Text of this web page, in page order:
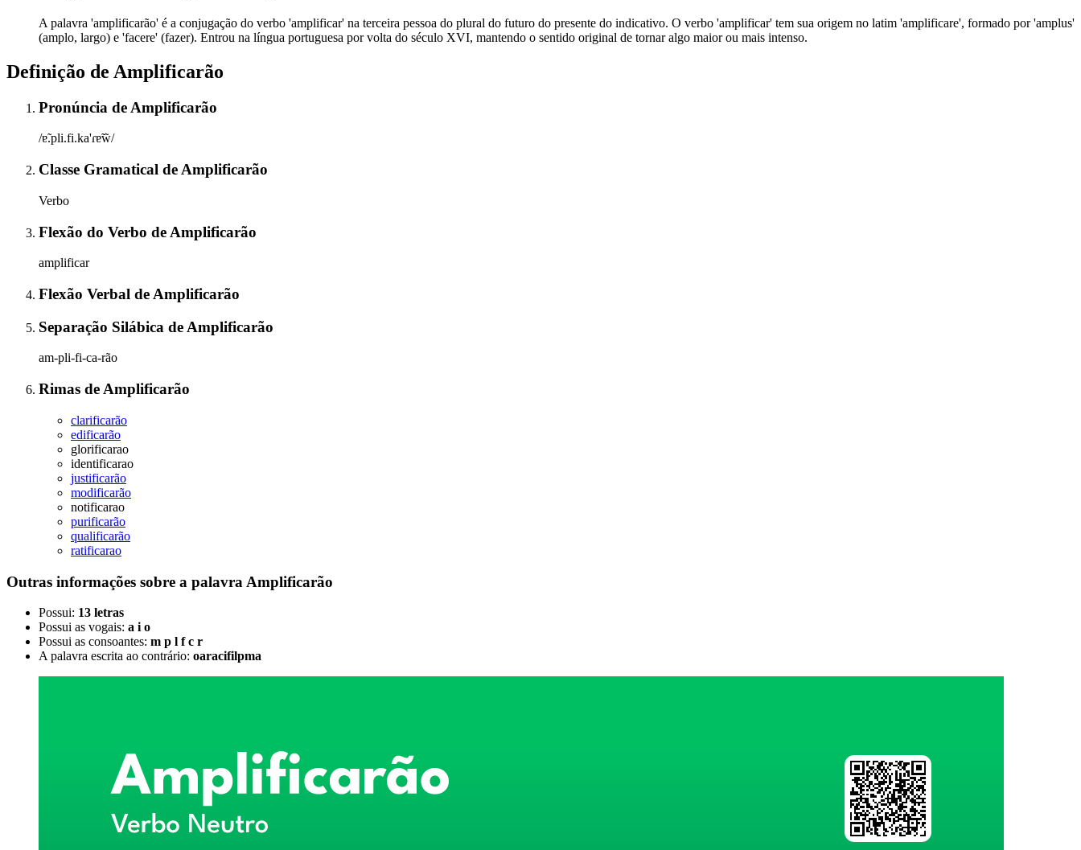
A palavra 'amplificarão' é a conjugação do verbo 'amplificar' na terceira pessoa do plural do futuro do presente do indicativo. O verbo 'amplificar' tem sua origem no latim 'amplificare', formado por 'amplus'
(amplo, largo) e 'facere' (fazer). Entrou na língua portuguesa por volta do século XVI, mantendo o sentido original de tornar algo maior ou mais intenso.
Definição de Amplificarão
Pronúncia de Amplificarão
/ɐ̃.pli.fi.ka'ɾɐ̃w̃/
Classe Gramatical de Amplificarão
Verbo
Flexão do Verbo de Amplificarão
amplificar
Flexão Verbal de Amplificarão
Separação Silábica de Amplificarão
am-pli-fi-ca-rão
Rimas de Amplificarão
clarificarão
edificarão
glorificarao
identificarao
justificarão
modificarão
notificarao
purificarão
qualificarão
ratificarao
Outras informações sobre a palavra Amplificarão
Possui: 13 letras
Possui as vogais: a i o
Possui as consoantes: m p l f c r
A palavra escrita ao contrário: oaracifilpma